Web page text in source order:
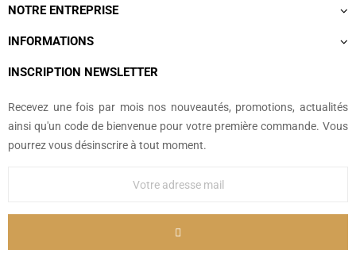
NOTRE ENTREPRISE
INFORMATIONS
INSCRIPTION NEWSLETTER
Recevez une fois par mois nos nouveautés, promotions, actualités
ainsi qu'un code de bienvenue pour votre première commande. Vous
pourrez vous désinscrire à tout moment.